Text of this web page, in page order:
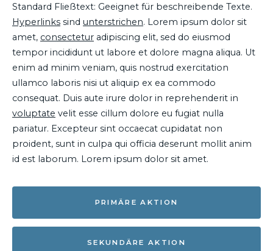
Standard Fließtext: Geeignet für beschreibende Texte.
Hyperlinks sind unterstrichen. Lorem ipsum dolor sit
amet, consectetur adipiscing elit, sed do eiusmod
tempor incididunt ut labore et dolore magna aliqua. Ut
enim ad minim veniam, quis nostrud exercitation
ullamco laboris nisi ut aliquip ex ea commodo
consequat. Duis aute irure dolor in reprehenderit in
voluptate velit esse cillum dolore eu fugiat nulla
pariatur. Excepteur sint occaecat cupidatat non
proident, sunt in culpa qui officia deserunt mollit anim
id est laborum. Lorem ipsum dolor sit amet.
PRIMÄRE AKTION
SEKUNDÄRE AKTION